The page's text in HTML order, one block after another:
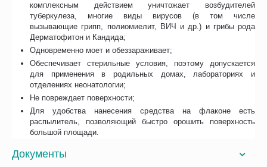
комплексным действием уничтожает возбудителей
туберкулеза, многие виды вирусов (в том числе
вызывающие грипп, полиомиелит, ВИЧ и др.) и грибы рода
Дерматофитон и Кандида;
Одновременно моет и обеззараживает;
Обеспечивает стерильные условия, поэтому допускается
для применения в родильных домах, лабораториях и
отделениях неонатологии;
Не повреждает поверхности;
Для удобства нанесения средства на флаконе есть
распылитель, позволяющий быстро орошить поверхность
большой площади.
Документы